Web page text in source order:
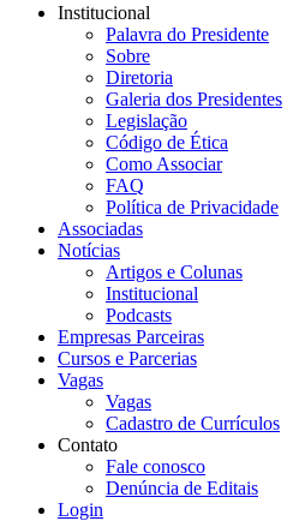
Institucional
Palavra do Presidente
Sobre
Diretoria
Galeria dos Presidentes
Legislação
Código de Ética
Como Associar
FAQ
Política de Privacidade
Associadas
Notícias
Artigos e Colunas
Institucional
Podcasts
Empresas Parceiras
Cursos e Parcerias
Vagas
Vagas
Cadastro de Currículos
Contato
Fale conosco
Denúncia de Editais
Login